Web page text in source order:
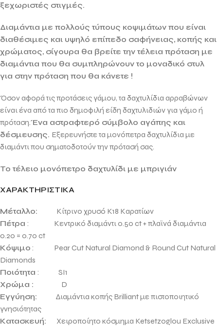
ξεχωριστές στιγμές.
Διαμάντια με πολλούς τύπους κοψιμάτων που είναι
διαθέσιμες και υψηλό επίπεδο σαφήνειας, κοπής και
χρώματος, σίγουρα θα βρείτε την τέλεια πρόταση με
διαμάντια που θα συμπληρώνουν το μοναδικό στυλ
για στην πρόταση που θα κάνετε !
Όσον αφορά τις προτάσεις γάμου, τα δαχτυλίδια αρραβώνων
είναι ένα από τα πιο δημοφιλή είδη δαχτυλιδιών για γάμο ή
πρόταση.Ένα αστραφτερό σύμβολο αγάπης και
δέσμευσης. Εξερευνήστε τα μονόπετρα δαχτυλίδια με
διαμάντι που σηματοδοτούν την πρότασή σας.
Το τέλειο μονόπετρο δαχτυλίδι με μπριγιάν
ΧΑΡΑΚΤΗΡΙΣΤΙΚΑ
Μέταλλο: Κίτρινο χρυσό Κ18 Καρατίων
Πέτρα : Κεντρικό διαμάντι 0.50 ct + πλαϊνά διαμάντια
0.20 = 0.70 ct
Κόψιμο : Pear Cut Natural Diamond & Round Cut Natural
Diamonds
Ποιότητα : SI1
Χρώμα : D
Εγγύηση: Διαμάντια κοπής Brilliant με πιστοποιητικό
γνησιότητας
Κατασκευή: Χειροποίητο κόσμημα Ketsetzoglou Exclusive